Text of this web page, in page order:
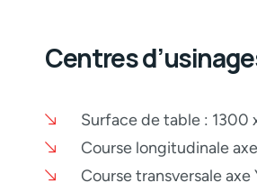
Centres
Surface de table : 1300
Course longitudinale
Course transversale